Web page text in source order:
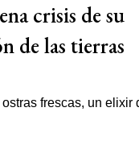
crisis de su
de las tierras